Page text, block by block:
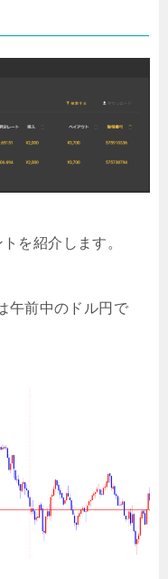
を紹介します。
午前中のドル円で